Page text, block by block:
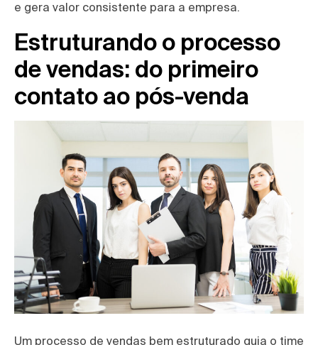
e gera valor consistente para a empresa.
Estruturando o processo
de vendas: do primeiro
contato ao pós-venda
Um processo de vendas bem estruturado guia o time